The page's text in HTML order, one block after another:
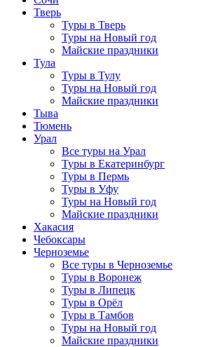
Тверь
Туры в Тверь
Туры на Новый год
Майские праздники
Тула
Туры в Тулу
Туры на Новый год
Майские праздники
Тыва
Тюмень
Урал
Все туры на Урал
Туры в Екатеринбург
Туры в Пермь
Туры в Уфу
Туры на Новый год
Майские праздники
Хакасия
Чебоксары
Черноземье
Все туры в Черноземье
Туры в Воронеж
Туры в Липецк
Туры в Орёл
Туры в Тамбов
Туры на Новый год
Майские праздники